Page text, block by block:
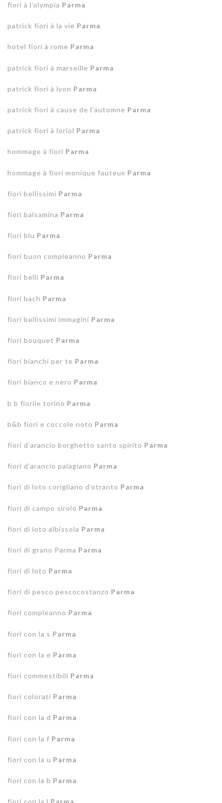
fiori à l’olympia Parma
patrick fiori à la vie Parma
hotel fiori à rome Parma
patrick fiori à marseille Parma
patrick fiori à lyon Parma
patrick fiori à cause de l’automne Parma
patrick fiori à loriol Parma
hommage à fiori Parma
hommage à fiori monique fauteux Parma
fiori bellissimi Parma
fiori balsamina Parma
fiori blu Parma
fiori buon compleanno Parma
fiori belli Parma
fiori bach Parma
fiori bellissimi immagini Parma
fiori bouquet Parma
fiori bianchi per te Parma
fiori bianco e nero Parma
b b fiorile torino Parma
b&b fiori e coccole noto Parma
fiori d’arancio borghetto santo spirito Parma
fiori d’arancio palagiano Parma
fiori di loto corigliano d’otranto Parma
fiori di campo sirolo Parma
fiori di loto albissola Parma
fiori di grano Parma Parma
fiori di loto Parma
fiori di pesco pescocostanzo Parma
fiori compleanno Parma
fiori con la s Parma
fiori con la e Parma
fiori commestibili Parma
fiori colorati Parma
fiori con la d Parma
fiori con la f Parma
fiori con la u Parma
fiori con la b Parma